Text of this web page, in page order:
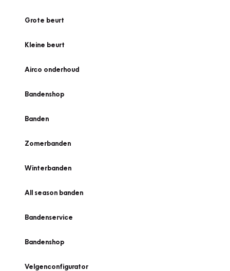
Grote beurt
Kleine beurt
Airco onderhoud
Bandenshop
Banden
Zomerbanden
Winterbanden
All season banden
Bandenservice
Bandenshop
Velgenconfigurator